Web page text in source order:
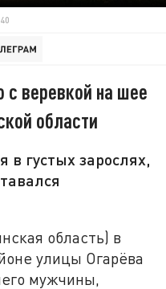
с веревкой на шее
области
густых зарослях,
область) в
улицы Огарёва
мужчины,